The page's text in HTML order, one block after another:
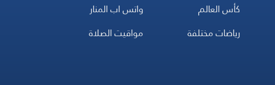
كأس العالم
رياضات مختلفة
واتس اب المنار
مواقيت الصلاة